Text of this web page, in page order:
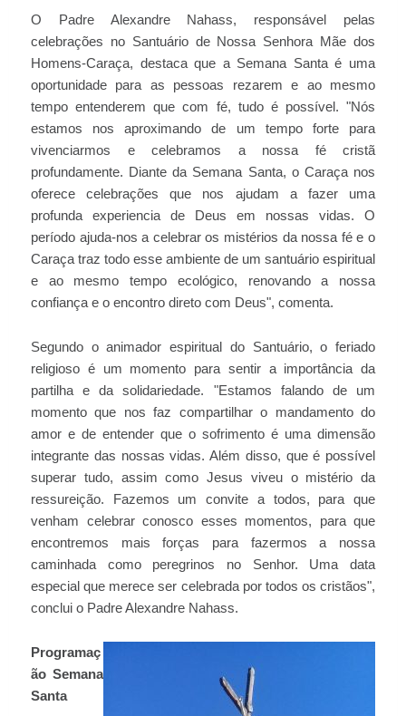
O Padre Alexandre Nahass, responsável pelas
celebrações no Santuário de Nossa Senhora Mãe dos
Homens-Caraça, destaca que a Semana Santa é uma
oportunidade para as pessoas rezarem e ao mesmo
tempo entenderem que com fé, tudo é possível. "Nós
estamos nos aproximando de um tempo forte para
vivenciarmos e celebramos a nossa fé cristã
profundamente. Diante da Semana Santa, o Caraça nos
oferece celebrações que nos ajudam a fazer uma
profunda experiencia de Deus em nossas vidas. O
período ajuda-nos a celebrar os mistérios da nossa fé e o
Caraça traz todo esse ambiente de um santuário espiritual
e ao mesmo tempo ecológico, renovando a nossa
confiança e o encontro direto com Deus", comenta.
Segundo o animador espiritual do Santuário, o feriado
religioso é um momento para sentir a importância da
partilha e da solidariedade. "Estamos falando de um
momento que nos faz compartilhar o mandamento do
amor e de entender que o sofrimento é uma dimensão
integrante das nossas vidas. Além disso, que é possível
superar tudo, assim como Jesus viveu o mistério da
ressureição. Fazemos um convite a todos, para que
venham celebrar conosco esses momentos, para que
encontremos mais forças para fazermos a nossa
caminhada como peregrinos no Senhor. Uma data
especial que merece ser celebrada por todos os cristãos",
conclui o Padre Alexandre Nahass.
Programaç
ão Semana
Santa